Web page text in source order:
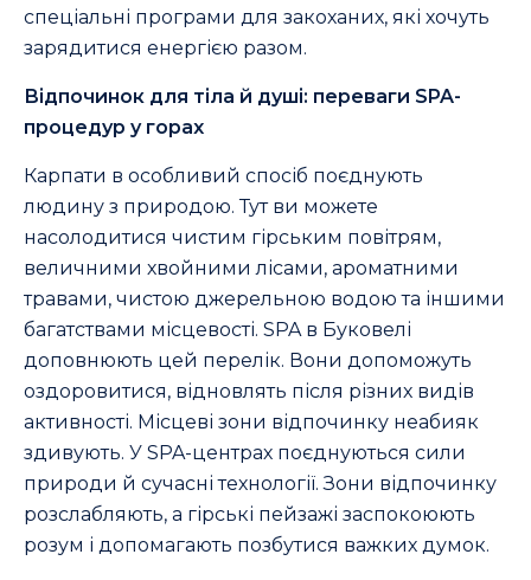
спеціальні програми для закоханих, які хочуть
зарядитися енергією разом.
Відпочинок для тіла й душі: переваги SPA-
процедур у горах
Карпати в особливий спосіб поєднують
людину з природою. Тут ви можете
насолодитися чистим гірським повітрям,
величними хвойними лісами, ароматними
травами, чистою джерельною водою та іншими
багатствами місцевості. SPA в Буковелі
доповнюють цей перелік. Вони допоможуть
оздоровитися, відновлять після різних видів
активності. Місцеві зони відпочинку неабияк
здивують. У SPA-центрах поєднуються сили
природи й сучасні технології. Зони відпочинку
розслабляють, а гірські пейзажі заспокоюють
розум і допомагають позбутися важких думок.